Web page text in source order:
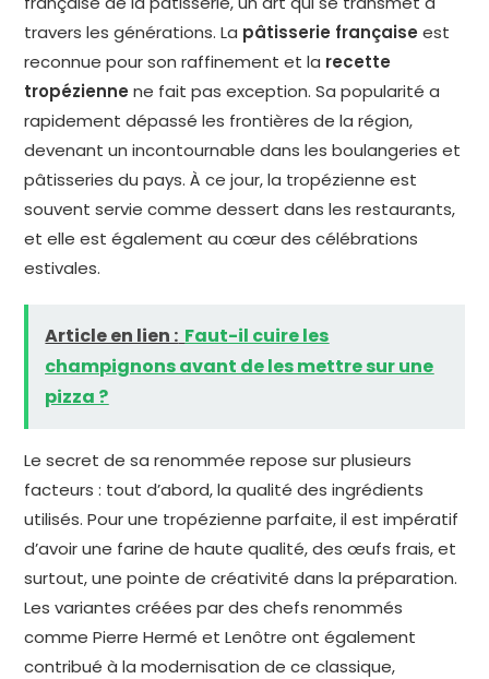
travers les générations. La pâtisserie française est
reconnue pour son raffinement et la recette
tropézienne ne fait pas exception. Sa popularité a
rapidement dépassé les frontières de la région,
devenant un incontournable dans les boulangeries et
pâtisseries du pays. À ce jour, la tropézienne est
souvent servie comme dessert dans les restaurants,
et elle est également au cœur des célébrations
estivales.
Article en lien : Faut-il cuire les
champignons avant de les mettre sur une
pizza ?
Le secret de sa renommée repose sur plusieurs
facteurs : tout d’abord, la qualité des ingrédients
utilisés. Pour une tropézienne parfaite, il est impératif
d’avoir une farine de haute qualité, des œufs frais, et
surtout, une pointe de créativité dans la préparation.
Les variantes créées par des chefs renommés
comme Pierre Hermé et Lenôtre ont également
contribué à la modernisation de ce classique,